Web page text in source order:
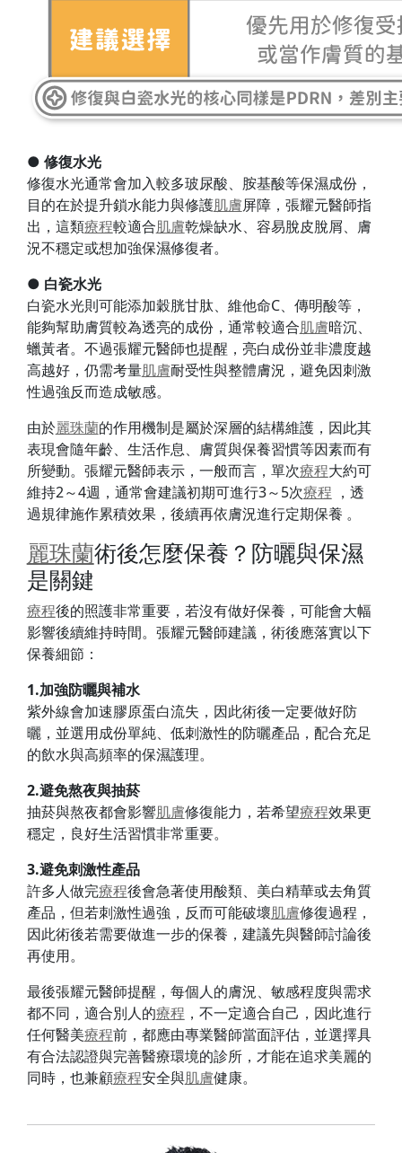
● 修復水光
修復水光通常會加入較多玻尿酸、胺基酸等保濕成份，
目的在於提升鎖水能力與修護肌膚屏障，張耀元醫師指
出，這類療程較適合肌膚乾燥缺水、容易脫皮脫屑、膚
況不穩定或想加強保濕修復者。
● 白瓷水光
白瓷水光則可能添加穀胱甘肽、維他命C、傳明酸等，
能夠幫助膚質較為透亮的成份，通常較適合肌膚暗沉、
蠟黃者。不過張耀元醫師也提醒，亮白成份並非濃度越
高越好，仍需考量肌膚耐受性與整體膚況，避免因刺激
性過強反而造成敏感。
由於麗珠蘭的作用機制是屬於深層的結構維護，因此其
表現會隨年齡、生活作息、膚質與保養習慣等因素而有
所變動。張耀元醫師表示，一般而言，單次療程大約可
維持2～4週，通常會建議初期可進行3～5次療程，透
過規律施作累積效果，後續再依膚況進行定期保養 。
麗珠蘭術後怎麼保養？防曬與保濕
是關鍵
療程後的照護非常重要，若沒有做好保養，可能會大幅
影響後續維持時間。張耀元醫師建議，術後應落實以下
保養細節：
1.加強防曬與補水
紫外線會加速膠原蛋白流失，因此術後一定要做好防
曬，並選用成份單純、低刺激性的防曬產品，配合充足
的飲水與高頻率的保濕護理。
2.避免熬夜與抽菸
抽菸與熬夜都會影響肌膚修復能力，若希望療程效果更
穩定，良好生活習慣非常重要。
3.避免刺激性產品
許多人做完療程後會急著使用酸類、美白精華或去角質
產品，但若刺激性過強，反而可能破壞肌膚修復過程，
因此術後若需要做進一步的保養，建議先與醫師討論後
再使用。
最後張耀元醫師提醒，每個人的膚況、敏感程度與需求
都不同，適合別人的療程，不一定適合自己，因此進行
任何醫美療程前，都應由專業醫師當面評估，並選擇具
有合法認證與完善醫療環境的診所，才能在追求美麗的
同時，也兼顧療程安全與肌膚健康。